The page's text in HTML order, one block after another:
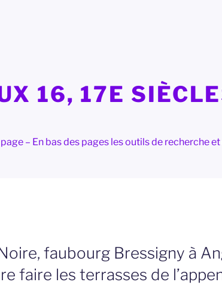
16, 17E
– En bas des pages les outils de recherche
faubourg Bressigny à
faire les terrasses de